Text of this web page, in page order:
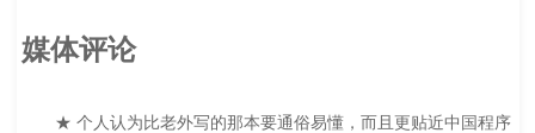
媒体评论
★ 个人认为比老外写的那本要通俗易懂，而且更贴近中国程序